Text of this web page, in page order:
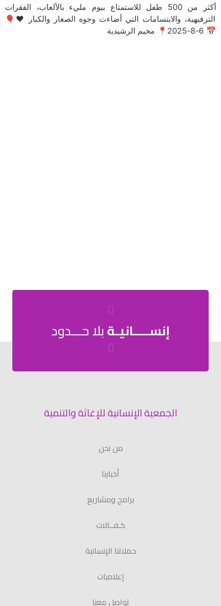
أكثر من 500 طفل للاستمتاع بيوم مليء بالألعاب، الفقرات
الترفيهية، والابتسامات التي أضاءت وجوه الصغار والكبار ❤️🎈
📅 6-8-2025📍 مخيم الرشيدية
إنســــانيـةبلا حـــدود
الجمعية الإنسانية للإغاثة والتنمية
من نحن
أخبارنا
برامج ومشاريع
كـفــالات
حملاتنا الإنسانية
إعلاميات
تواصل معنا